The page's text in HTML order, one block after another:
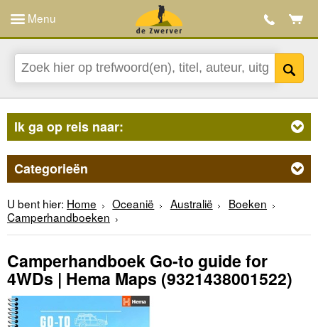
Menu
Ik ga op reis naar:
Categorieën
U bent hier: Home Oceanië Australië
Boeken
Camperhandboeken
Camperhandboek Go-to guide for
4WDs | Hema Maps (9321438001522)